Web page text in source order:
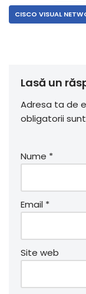
CISCO VISUAL
Lasă un
Adresa ta de
obligatorii
Nume *
Email *
Site web